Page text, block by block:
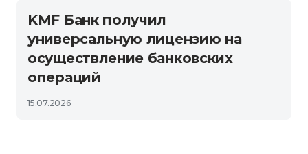
KMF Банк получил
универсальную лицензию на
осуществление банковских
операций
15.07.2026